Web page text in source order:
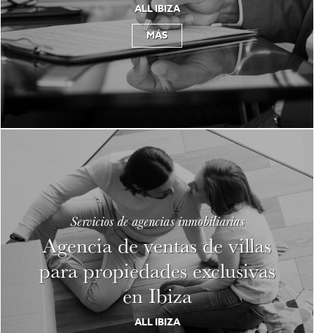
ALL IBIZA
MÁS
Servicios de agencias inmobiliarias
Agencia de ventas de villas
para propiedades exclusivas
en Ibiza
ALL IBIZA